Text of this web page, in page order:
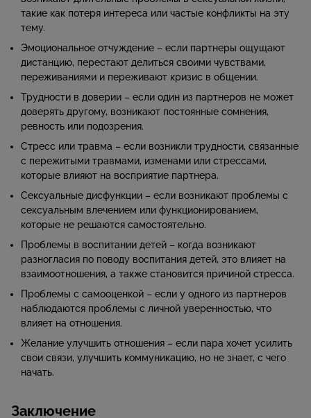
такие как потеря интереса или частые конфликты на эту
тему.
Эмоциональное отчуждение – если партнеры ощущают
дистанцию, перестают делиться своими чувствами,
переживаниями и переживают кризис в общении.
Трудности в доверии – если один из партнеров не может
доверять другому, возникают постоянные сомнения,
ревность или подозрения.
Стресс или травма – если возникли трудности, связанные
с пережитыми травмами, изменами или стрессами,
которые влияют на восприятие партнера.
Сексуальные дисфункции – если возникают проблемы с
сексуальным влечением или функционированием,
которые не решаются самостоятельно.
Проблемы в воспитании детей – когда возникают
разногласия по поводу воспитания детей, это влияет на
взаимоотношения, а также становится причиной стресса.
Проблемы с самооценкой – если у одного из партнеров
наблюдаются проблемы с личной уверенностью, что
влияет на отношения.
Желание улучшить отношения – если пара хочет усилить
свои связи, улучшить коммуникацию, но не знает, с чего
начать.
Заключение